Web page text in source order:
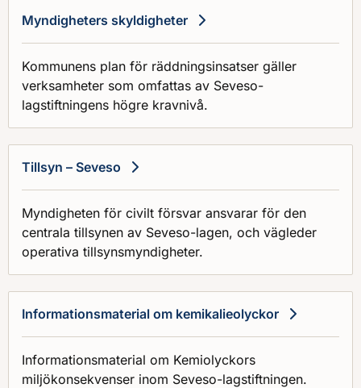
Myndigheters skyldigheter
Kommunens plan för räddningsinsatser gäller
verksamheter som omfattas av Seveso-
lagstiftningens högre kravnivå.
Tillsyn – Seveso
Myndigheten för civilt försvar ansvarar för den
centrala tillsynen av Seveso-lagen, och vägleder
operativa tillsynsmyndigheter.
Informationsmaterial om kemikalieolyckor
Informationsmaterial om Kemiolyckors
miljökonsekvenser inom Seveso-lagstiftningen.